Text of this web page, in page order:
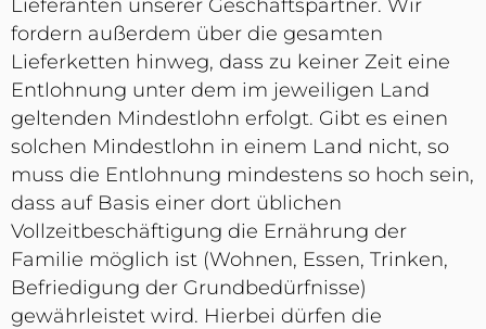
Lieferanten unserer Geschäftspartner. Wir
fordern außerdem über die gesamten
Lieferketten hinweg, dass zu keiner Zeit eine
Entlohnung unter dem im jeweiligen Land
geltenden Mindestlohn erfolgt. Gibt es einen
solchen Mindestlohn in einem Land nicht, so
muss die Entlohnung mindestens so hoch sein,
dass auf Basis einer dort üblichen
Vollzeitbeschäftigung die Ernährung der
Familie möglich ist (Wohnen, Essen, Trinken,
Befriedigung der Grundbedürfnisse)
gewährleistet wird. Hierbei dürfen die